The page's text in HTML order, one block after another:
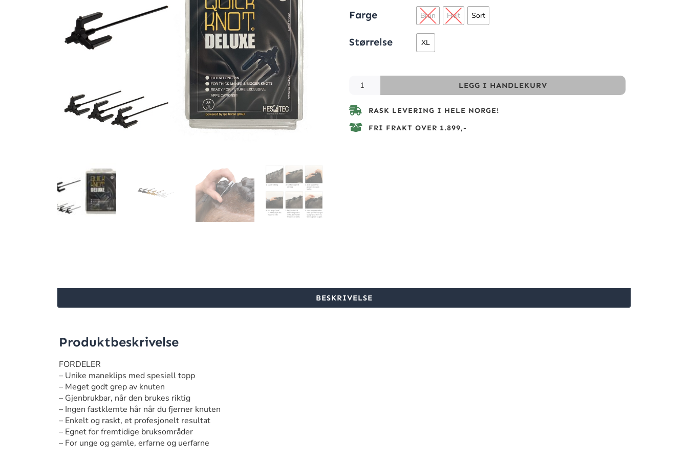
Farge Brun Hvit Sort
Størrelse XL
LEGG I HANDLEKURV
RASK LEVERING I HELE NORGE!
FRI FRAKT OVER 1.899,-
BESKRIVELSE
Produktbeskrivelse
FORDELER
– Unike maneklips med spesiell topp
– Meget godt grep av knuten
– Gjenbrukbar, når den brukes riktig
– Ingen fastklemte hår når du fjerner knuten
– Enkelt og raskt, et profesjonelt resultat
– Egnet for fremtidige bruksområder
– For unge og gamle, erfarne og uerfarne